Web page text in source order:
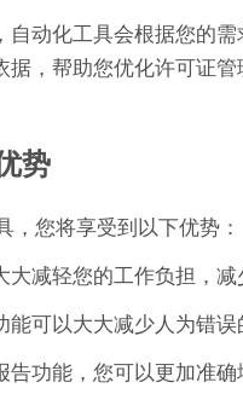
自动化工具会根据您的
，帮助您优化许可证管
势
，您将享受到以下优势：
减轻您的工作负担，
可以大大减少人为错误
功能，您可以更加准